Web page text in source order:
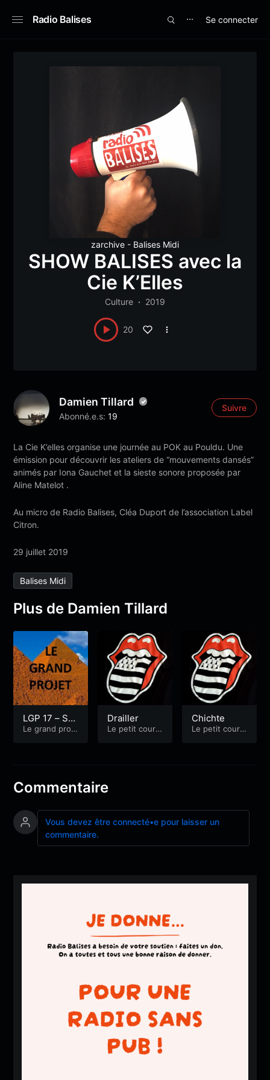
Radio Balises ⋯ Se connecter
zarchive - Balises Midi
SHOW BALISES avec la
Cie K’Elles
Culture 2019
20
Damien Tillard
Abonné.e.s: 19
Suivre
La Cie K’elles organise une journée au POK au Pouldu. Une
émission pour découvrir les ateliers de “mouvements dansés”
animés par Iona Gauchet et la sieste sonore proposée par
Aline Matelot .
Au micro de Radio Balises, Cléa Duport de l’association Label
Citron.
29 juillet 2019
Balises Midi
Plus de Damien Tillard
LGP 17 – SC
OPITONE vs.
Le grand proje
Drailler
Le petit cours
Chichte
Le petit cours
Commentaire
Vous devez être connecté•e pour laisser un
commentaire.